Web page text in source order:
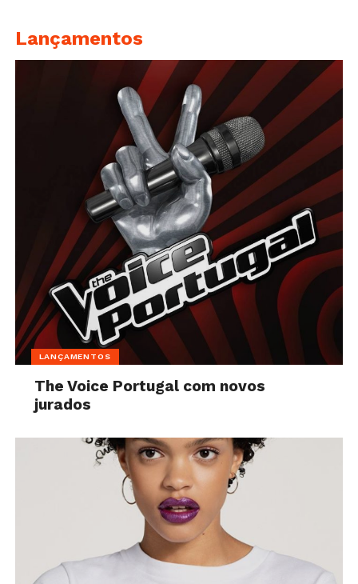
Lançamentos
LANÇAMENTOS
The Voice Portugal com novos
jurados